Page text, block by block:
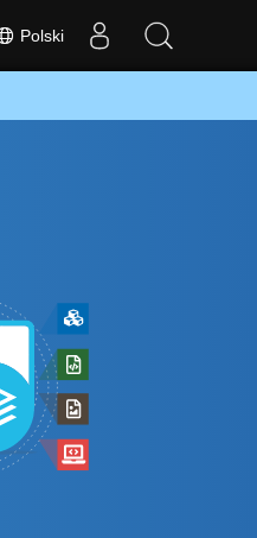
Polski